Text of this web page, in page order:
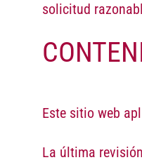
solicitud
Este sitio web
La última